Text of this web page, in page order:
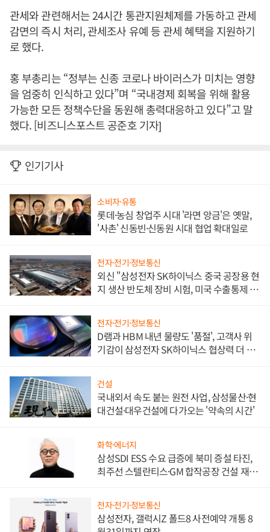
관세와 관련해서는 24시간 통관지원체제를 가동하고 관세
감면의 즉시 처리, 관세조사 유예 등 관세 혜택을 지원하기
로 했다.
홍 부총리는 “정부는 신종 코로나 바이러스가 미치는 영향
을 엄중히 인식하고 있다”며 “국내경제 회복을 위해 활용
가능한 모든 정책수단을 동원해 총력대응하고 있다”고 말
했다. [비즈니스포스트 공준호 기자]
인기기사
소비자·유통
롯데·농심 창업주 시대 '라면 앙금'은 옛말,
'사촌' 신동빈·신동원 시대 협업 확대일로
전자·전기·정보통신
외신 "삼성전자 SK하이닉스 중국 공장용 현
지 생산 반도체 장비 시험, 미국 수출통제 대
전자·전기·정보통신
D램과 HBM 내년 물량도 '품절', 고객사 위
기감이 삼성전자 SK하이닉스 협상력 더 키
건설
국내외서 속도 붙는 원전 사업, 삼성물산·현
대건설·대우건설에 다가오는 '약속의 시간'
화학·에너지
삼성SDI ESS 수요 급증에 북미 증설 타진,
최주선 스텔란티스·GM 합작공장 건설 재추
전자·전기·정보통신
삼성전자, 갤럭시Z 폴드8 사전예약 개통 8